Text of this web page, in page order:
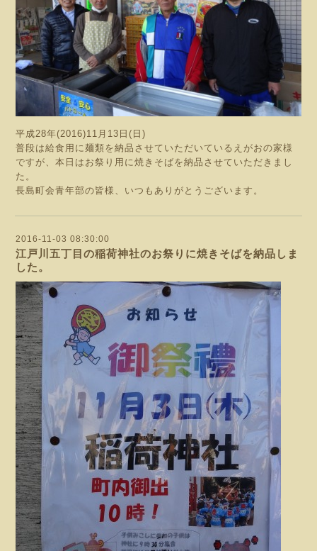
平成28年(2016)11月13日(日)
普段は給食用に麺類を納品させていただいているえがおの家様
ですが、本日はお祭り用に焼きそばを納品させていただきまし
た。
長島町会青年部の皆様、いつもありがとうございます。
2016-11-03 08:30:00
江戸川五丁目の稲荷神社のお祭りに焼きそばを納品しま
した。